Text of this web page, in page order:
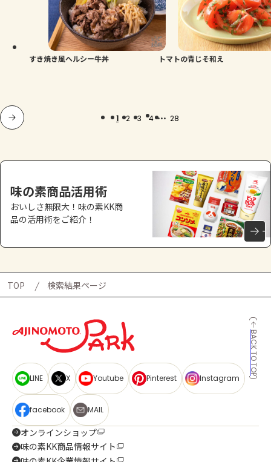
すき焼き風ヘルシー牛丼 トマトの青じそ和え
1 2 3 4 ... 28
味の素商品活用術
おいしさ無限大！味の素KK商
品の活用術をご紹介！
TOP 検索結果ページ
BACK TO TOP
LINE X Youtube Pinterest Instagram
facebook MAIL
オンラインショップ
味の素KK商品情報サイト